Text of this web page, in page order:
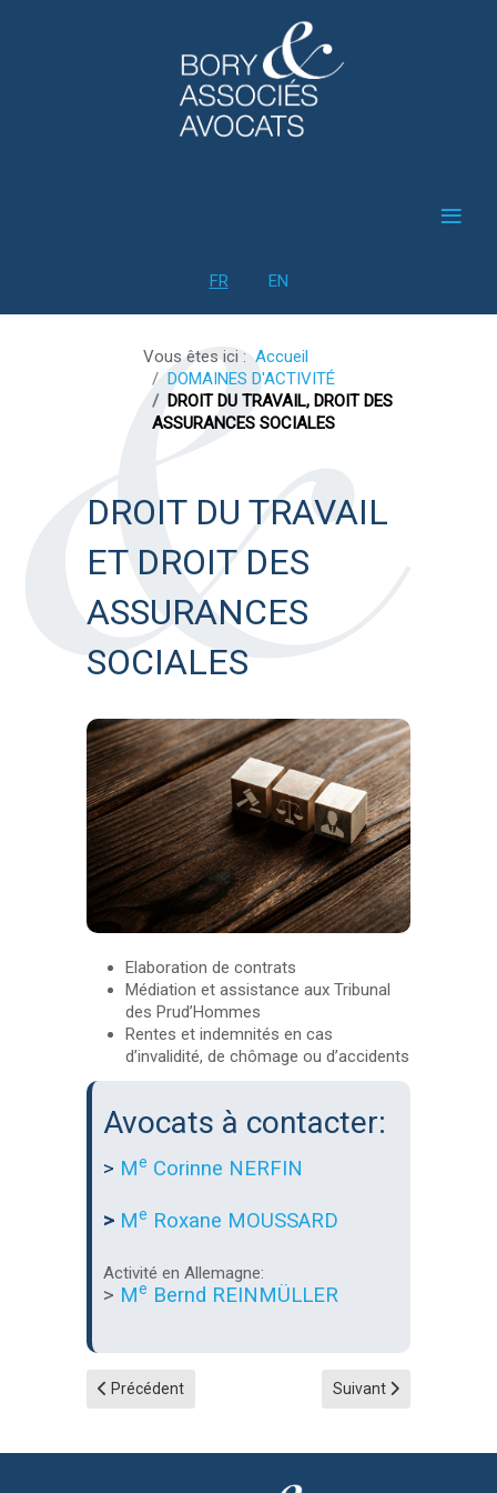
≡
FR EN
Vous êtes ici : Accueil
DOMAINES D'ACTIVITÉ
DROIT DU TRAVAIL, DROIT DES
ASSURANCES SOCIALES
DROIT DU TRAVAIL
ET DROIT DES
ASSURANCES
SOCIALES
Elaboration de contrats
Médiation et assistance aux Tribunal
des Prud’Hommes
Rentes et indemnités en cas
d’invalidité, de chômage ou d’accidents
Avocats à contacter:
> Me Corinne NERFIN
> Me Roxane MOUSSARD
Activité en Allemagne:
> Me Bernd REINMÜLLER
Article précédent : Droit des étrangers
Précédent Article suivant : Droit
Suivant